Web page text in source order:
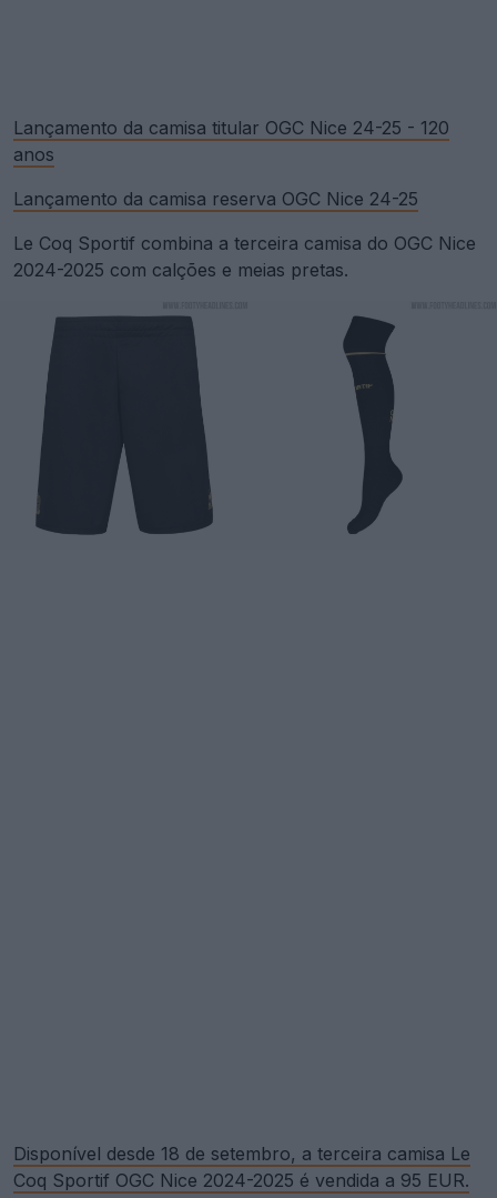
Lançamento da camisa titular OGC Nice 24-25 - 120
anos
Lançamento da camisa reserva OGC Nice 24-25
Le Coq Sportif combina a terceira camisa do OGC Nice
2024-2025 com calções e meias pretas.
Disponível desde 18 de setembro, a terceira camisa Le
Coq Sportif OGC Nice 2024-2025 é vendida a 95 EUR.